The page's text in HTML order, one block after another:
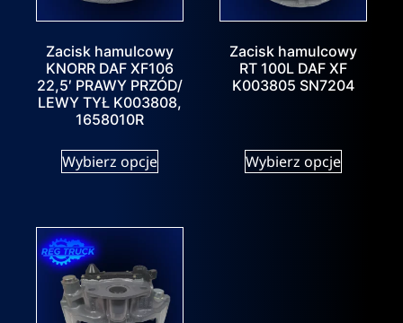
Zacisk hamulcowy
KNORR DAF XF106
22,5′ PRAWY PRZÓD/
LEWY TYŁ K003808,
1658010R
Wybierz opcje
Zacisk hamulcowy
RT 100L DAF XF
K003805 SN7204
Wybierz opcje